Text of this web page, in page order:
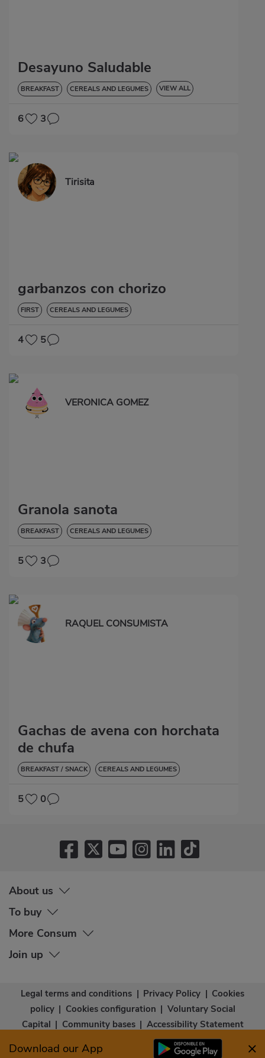
Desayuno Saludable
BREAKFAST CEREALS AND LEGUMES VIEW ALL
6 3
Tirisita
garbanzos con chorizo
FIRST CEREALS AND LEGUMES
4 5
VERONICA GOMEZ
Granola sanota
BREAKFAST CEREALS AND LEGUMES
5 3
RAQUEL CONSUMISTA
Gachas de avena con horchata
de chufa
BREAKFAST / SNACK CEREALS AND LEGUMES
5 0
About us
To buy
More Consum
Join up
Download our App
Legal terms and conditions | Privacy Policy | Cookies
policy | Cookies configuration | Voluntary Social
Capital | Community bases | Accessibility Statement
© Copyright - Consum Cooperativa 2026